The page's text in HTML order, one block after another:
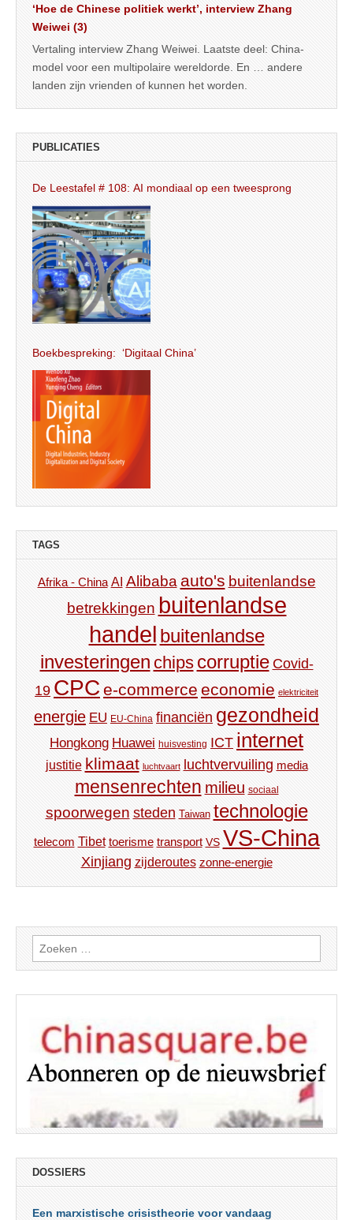
‘Hoe de Chinese politiek werkt’, interview Zhang
Weiwei (3)
Vertaling interview Zhang Weiwei. Laatste deel: China-
model voor een multipolaire wereldorde. En … andere
landen zijn vrienden of kunnen het worden.
PUBLICATIES
De Leestafel # 108: AI mondiaal op een tweesprong
Boekbespreking: ‘Digitaal China’
TAGS
Afrika - China AI Alibaba auto's buitenlandse
betrekkingen buitenlandse
handel buitenlandse
investeringen chips corruptie Covid-
19 CPC e-commerce economie elektriciteit
energie EU EU-China financiën gezondheid
Hongkong Huawei huisvesting ICT internet
justitie klimaat luchtvaart luchtvervuiling media
mensenrechten milieu sociaal
spoorwegen steden Taiwan technologie
telecom Tibet toerisme transport VS VS-China
Xinjiang zijderoutes zonne-energie
Zoeken
naar:
DOSSIERS
Een marxistische crisistheorie voor vandaag